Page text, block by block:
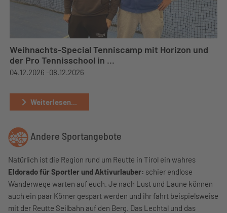
Weihnachts-Special Tenniscamp mit Horizon und
der Pro Tennisschool in ...
04.12.2026 -08.12.2026
Weiterlesen...
Andere Sportangebote
Natürlich ist die Region rund um Reutte in Tirol ein wahres
Eldorado für Sportler und Aktivurlauber: schier endlose
Wanderwege warten auf euch. Je nach Lust und Laune können
auch ein paar Körner gespart werden und ihr fahrt beispielsweise
mit der Reutte Seilbahn auf den Berg. Das Lechtal und das